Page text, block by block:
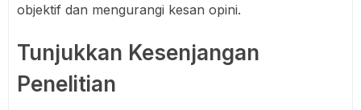
objektif dan mengurangi kesan opini.
Tunjukkan Kesenjangan
Penelitian